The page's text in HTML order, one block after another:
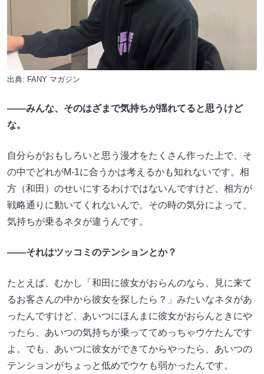
出典: FANY マガジン
――みんな、そのはざまで気持ちが揺れてると思うけど
な。
自分らがおもしろいと思う漫才をたくさん作った上で、そ
の中でどれがM-1に合うかは考えるかも知れないです。相
方（和田）のせいにするわけではないんですけど、相方が
戦略通りに動いてくれないんで。その時の気分によって、
気持ちが乗るネタが違うんです。
――それはツッコミのテンションとか？
たとえば、むかし「和田に彼女がおらんのなら、見に来て
るお客さんの中から彼女を探したら？」みたいなネタがあ
ったんですけど、あいつにほんまに彼女がおらんときにや
ったら、あいつの気持ちが乗っててめっちゃウケたんです
よ。でも、あいつに彼女ができてからやったら、あいつの
テンションがちょっと低めでウケも弱かったんです。